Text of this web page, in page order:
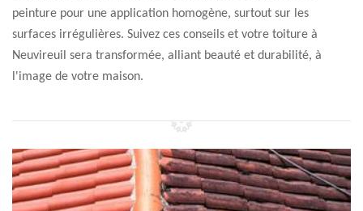
peinture pour une application homogène, surtout sur les
surfaces irrégulières. Suivez ces conseils et votre toiture à
Neuvireuil sera transformée, alliant beauté et durabilité, à
l'image de votre maison.